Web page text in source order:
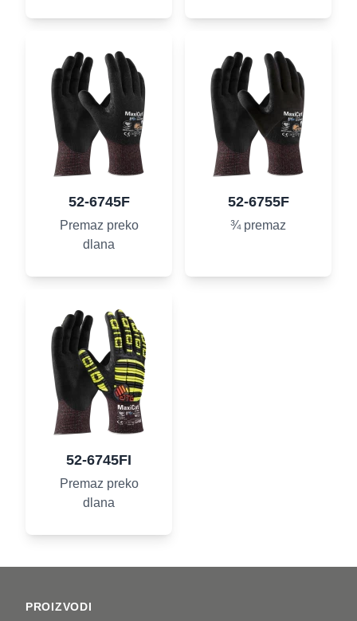
52-6745F
Premaz preko
dlana
52-6755F
¾ premaz
52-6745FI
Premaz preko
dlana
PROIZVODI